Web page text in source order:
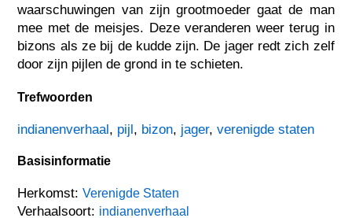
waarschuwingen van zijn grootmoeder gaat de man
mee met de meisjes. Deze veranderen weer terug in
bizons als ze bij de kudde zijn. De jager redt zich zelf
door zijn pijlen de grond in te schieten.
Trefwoorden
indianenverhaal, pijl, bizon, jager,verenigde staten
Basisinformatie
Herkomst:Verenigde Staten
Verhaalsoort: indianenverhaal